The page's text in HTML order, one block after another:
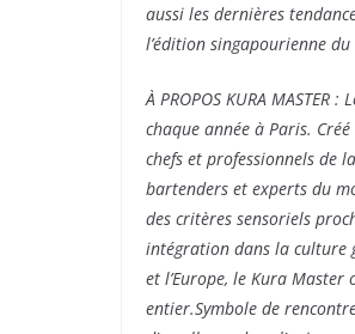
aussi les dernières
l’édition singapourienne
À PROPOS KURA MASTER :
chaque année à Paris.
chefs et professionnels de
bartenders et experts du
des critères sensoriels
intégration dans la culture
et l’Europe, le Kura
entier.Symbole de